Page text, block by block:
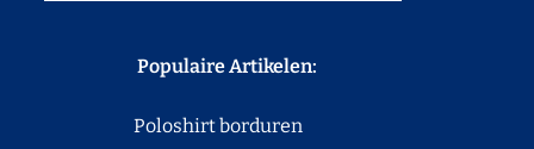
Populaire Artikelen:
Poloshirt borduren